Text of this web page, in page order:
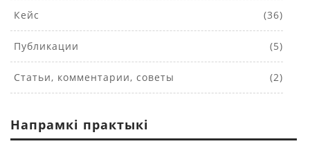
Кейс (36)
Публикации (5)
Статьи, комментарии, советы (2)
Напрамкі практыкі